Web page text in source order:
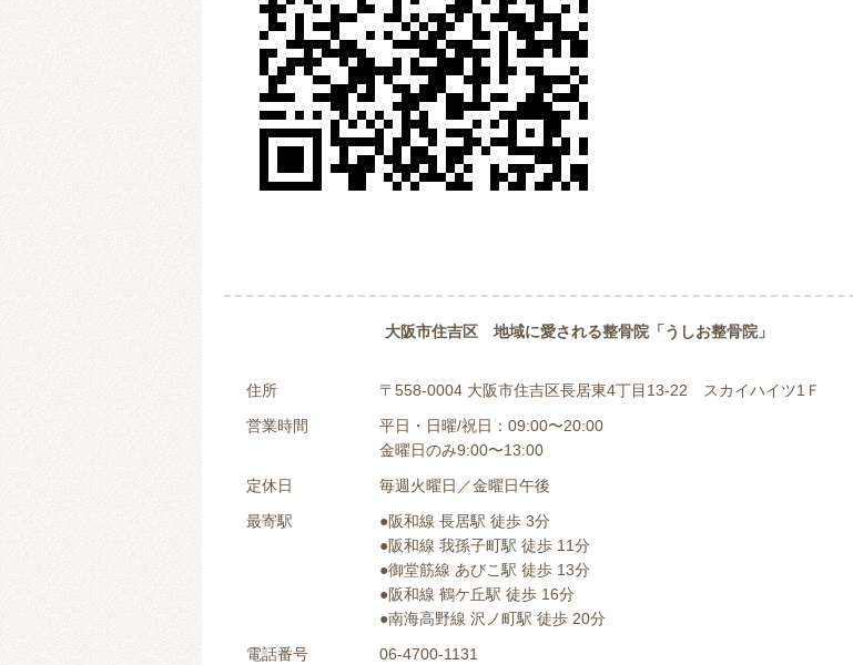
大阪市住吉区 地域に愛される整骨院「うしお整骨院」
住所
〒558-0004 大阪市住吉区長居東4丁目13-22 スカイハイツ1Ｆ
営業時間
平日・日曜/祝日：09:00〜20:00
金曜日のみ9:00〜13:00
定休日
毎週火曜日／金曜日午後
最寄駅
●阪和線 長居駅 徒歩 3分
●阪和線 我孫子町駅 徒歩 11分
●御堂筋線 あびこ駅 徒歩 13分
●阪和線 鶴ケ丘駅 徒歩 16分
●南海高野線 沢ノ町駅 徒歩 20分
電話番号
06-4700-1131